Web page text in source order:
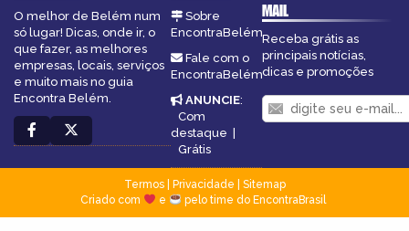
O melhor de Belém num
só lugar! Dicas, onde ir, o
que fazer, as melhores
empresas, locais, serviços
e muito mais no guia
Encontra Belém.
Sobre
EncontraBelém
Fale com o
EncontraBelém
ANUNCIE:
Com
destaque
Grátis
MAIL
Receba grátis as
principais notícias,
dicas e promoções
Termos| Privacidade
Sitemap
Criado com
e pelo time do EncontraBrasil